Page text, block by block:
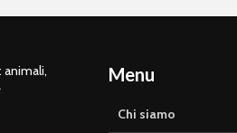
Menu
Chi siamo